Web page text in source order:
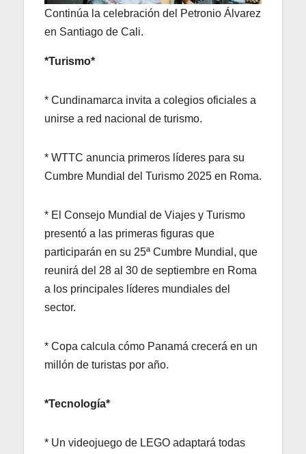
Continúa la celebración del Petronio Álvarez
en Santiago de Cali.
*Turismo*
* Cundinamarca invita a colegios oficiales a
unirse a red nacional de turismo.
* WTTC anuncia primeros líderes para su
Cumbre Mundial del Turismo 2025 en Roma.
* El Consejo Mundial de Viajes y Turismo
presentó a las primeras figuras que
participarán en su 25ª Cumbre Mundial, que
reunirá del 28 al 30 de septiembre en Roma
a los principales líderes mundiales del
sector.
* Copa calcula cómo Panamá crecerá en un
millón de turistas por año.
*Tecnología*
* Un videojuego de LEGO adaptará todas